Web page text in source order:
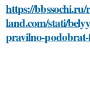
https://
land.com/stati/
pravilno-